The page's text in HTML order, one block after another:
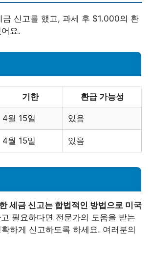
신고를 했고, 과세 후 $1.000의 환
요.
기한 환급 가능성
4월 15일 있음
4월 15일 있음
세금 신고는 합법적인 방법으로 미국
필요하다면 전문가의 도움을 받는
하게 신고하도록 하세요. 여러분의